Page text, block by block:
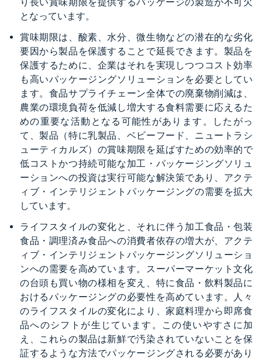
となっています。​
賞味期限は、酸素、水分、微生物などの潜在的な劣化
要因から製品を保護することで延長できます。製品を
保護するために、企業はそれを実現しつつコスト効率
も高いパッケージングソリューションを必要としてい
ます。食品サプライチェーン全体での廃棄物削減は、
農業の環境負荷を低減し増大する食料需要に応えるた
めの重要な活動となる可能性があります。したがっ
て、製品（特に乳製品、ベビーフード、ニュートラシ
ューティカルズ）の賞味期限を延ばすための効率的で
低コストかつ持続可能な加工・パッケージングソリュ
ーションへの投資は実行可能な解決策であり、アクテ
ィブ・インテリジェントパッケージングの需要を拡大
しています。​
ライフスタイルの変化と、それに伴う加工食品・包装
食品・調理済み食品への消費者依存の増大が、アクテ
ィブ・インテリジェントパッケージングソリューショ
ンへの需要を高めています。スーパーマーケット文化
の台頭も買い物の様相を変え、特に食品・飲料製品に
おけるパッケージングの必要性を高めています。人々
のライフスタイルの変化により、家庭料理から即席食
品へのシフトが生じています。この使いやすさに加
え、これらの製品は新鮮で汚染されていないことを保
証するような方法でパッケージングされる必要があり